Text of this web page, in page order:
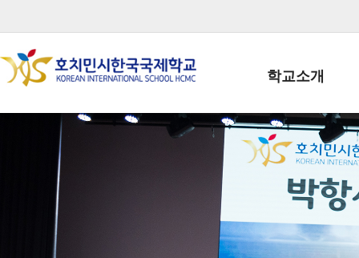
학교소개
학교장인사말
학생회장인사말
학교상징
학교 CI